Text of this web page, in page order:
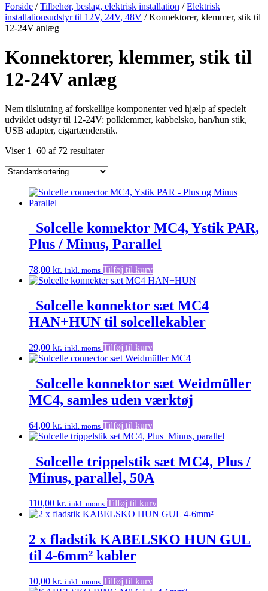
Forside /Tilbehør, beslag, elektrisk installation /Elektrisk
installationsudstyr til 12V, 24V, 48V / Konnektorer, klemmer, stik til
12-24V anlæg
Konnektorer, klemmer, stik til
12-24V anlæg
Nem tilslutning af forskellige komponenter ved hjælp af specielt
udviklet udstyr til 12-24V: polklemmer, kabbelsko, han/hun stik,
USB adapter, cigartænderstik.
Viser 1–60 af 72 resultater
_Solcelle konnektor MC4, Ystik PAR,
Plus / Minus, Parallel
78,00 kr. inkl. moms Tilføj til kurv
_Solcelle konnektor sæt MC4
HAN+HUN til solcellekabler
29,00 kr. inkl. moms Tilføj til kurv
_Solcelle konnektor sæt Weidmüller
MC4, samles uden værktøj
64,00 kr. inkl. moms Tilføj til kurv
_Solcelle trippelstik sæt MC4, Plus /
Minus, parallel, 50A
110,00 kr. inkl. moms Tilføj til kurv
2 x fladstik KABELSKO HUN GUL
til 4-6mm² kabler
10,00 kr. inkl. moms Tilføj til kurv